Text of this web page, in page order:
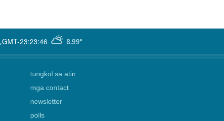
GMT-23:23:46 8.99°
,
tungkol sa atin
mga contact
newsletter
polls